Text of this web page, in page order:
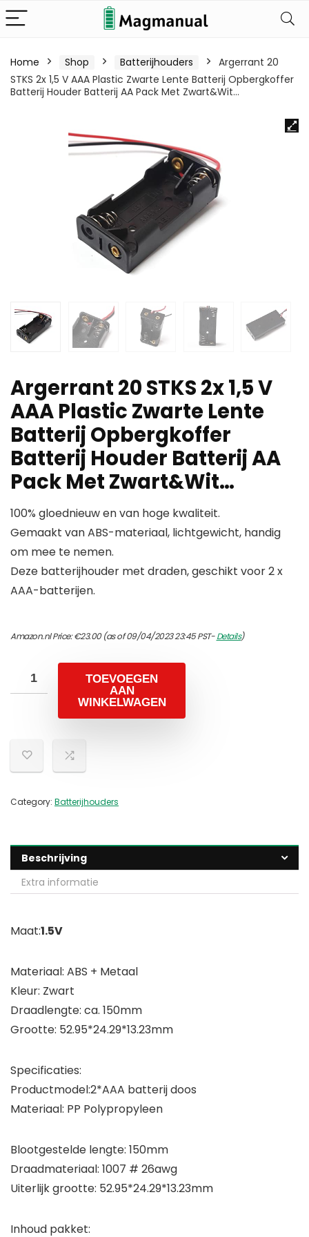
Home Shop Batterijhouders
Argerrant 20
STKS 2x 1,5 V AAA Plastic Zwarte Lente Batterij Opbergkoffer
Batterij Houder Batterij AA Pack Met Zwart&Wit…
Argerrant 20 STKS 2x 1,5 V
AAA Plastic Zwarte Lente
Batterij Opbergkoffer
Batterij Houder Batterij AA
Pack Met Zwart&Wit…
100% gloednieuw en van hoge kwaliteit.
Gemaakt van ABS-materiaal, lichtgewicht, handig
om mee te nemen.
Deze batterijhouder met draden, geschikt voor 2 x
AAA-batterijen.
Amazon.nl Price:€23.00(as of 09/04/2023 23:45 PST-Details)
TOEVOEGEN
AAN
WINKELWAGEN
Category: Batterijhouders
Beschrijving
Extra informatie
Maat:1.5V
Materiaal: ABS + Metaal
Kleur: Zwart
Draadlengte: ca. 150mm
Grootte: 52.95*24.29*13.23mm
Specificaties:
Productmodel:2*AAA batterij doos
Materiaal: PP Polypropyleen
Blootgestelde lengte: 150mm
Draadmateriaal: 1007 # 26awg
Uiterlijk grootte: 52.95*24.29*13.23mm
Inhoud pakket: